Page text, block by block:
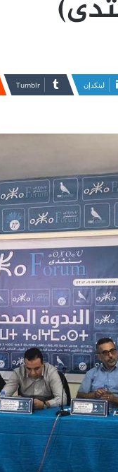
لينكدإن